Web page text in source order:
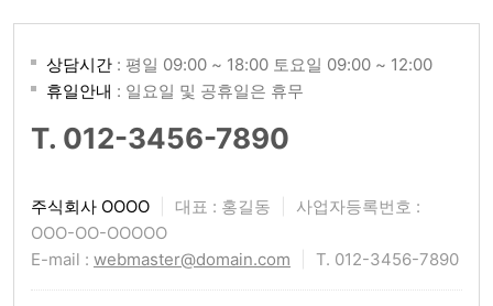
상담시간 : 평일 09:00 ~ 18:00 토요일 09:00 ~ 12:00
휴일안내 : 일요일 및 공휴일은 휴무
T. 012-3456-7890
주식회사 OOOO 대표 : 홍길동
사업자등록번호 :
OOO-OO-OOOOO
E-mail : webmaster@domain.com T. 012-3456-7890